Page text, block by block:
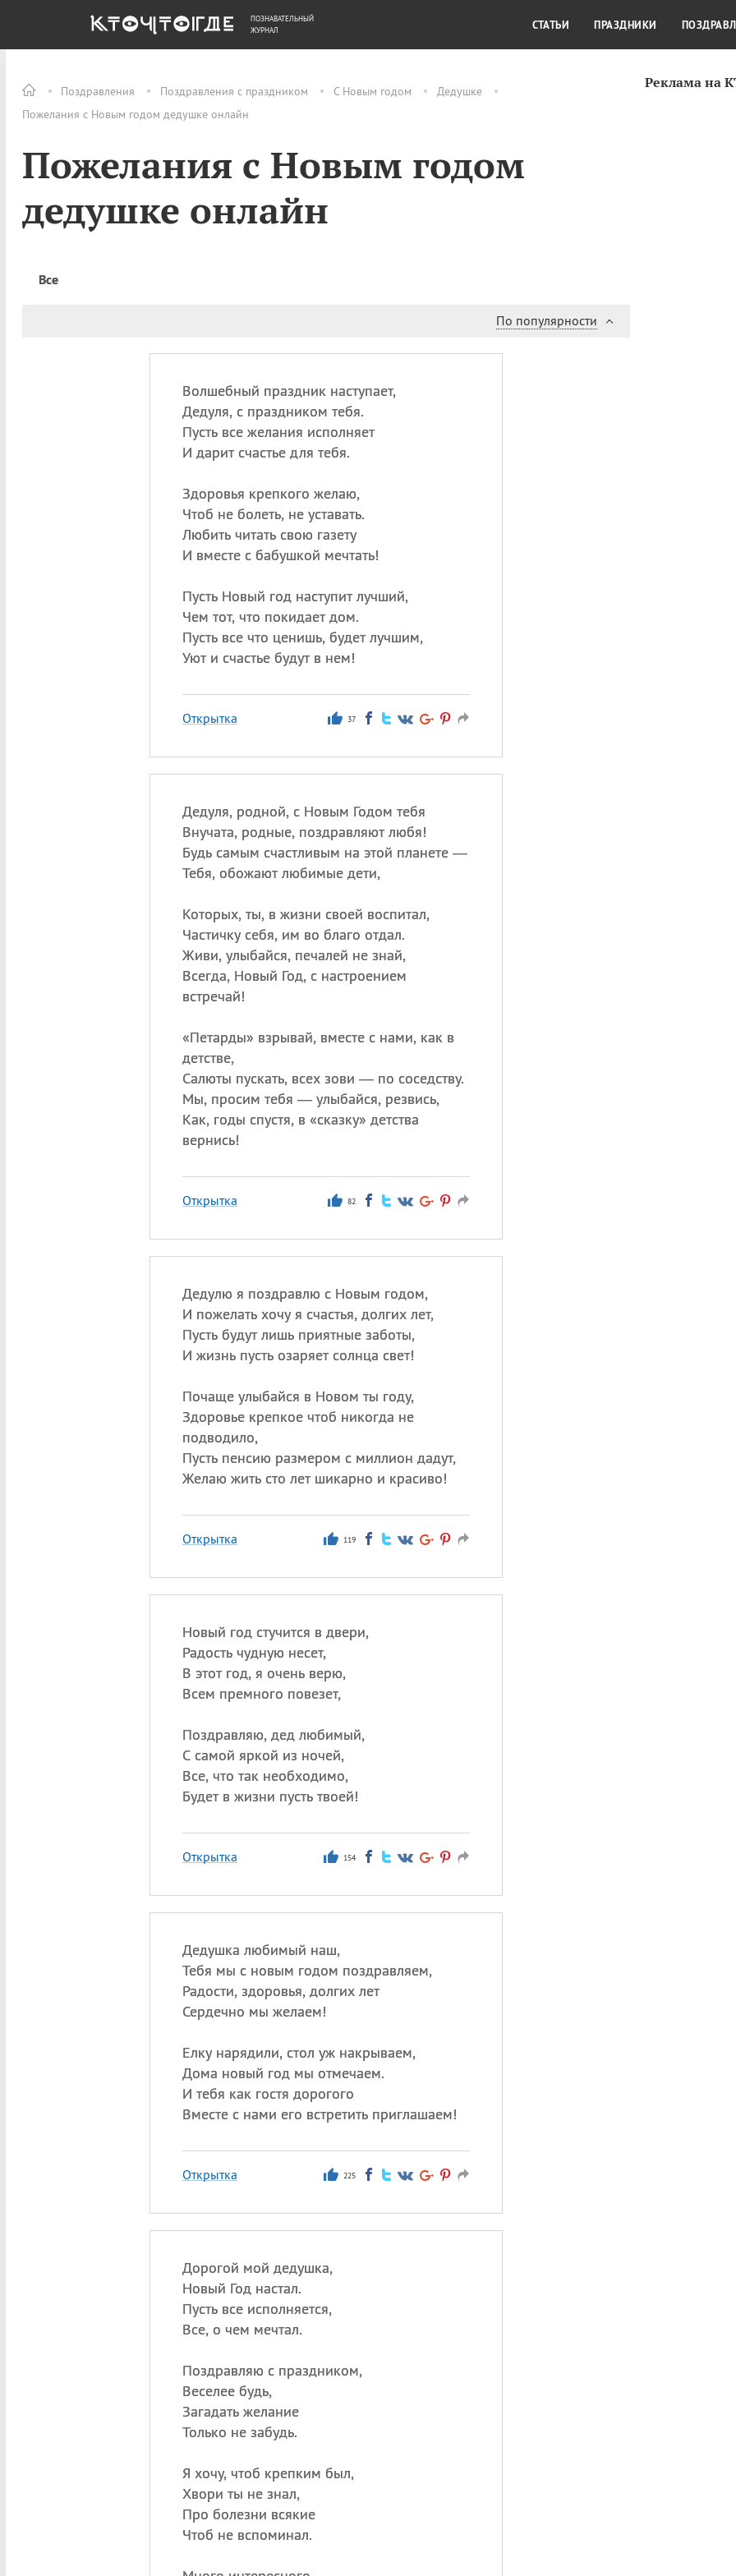
Поздравления Поздравления с праздником С Новым годом
Дедушке
Пожелания с Новым годом дедушке онлайн
Пожелания с Новым годом
дедушке онлайн
Все
По популярности
Волшебный праздник наступает,
Дедуля, с праздником тебя.
Пусть все желания исполняет
И дарит счастье для тебя.
Здоровья крепкого желаю,
Чтоб не болеть, не уставать.
Любить читать свою газету
И вместе с бабушкой мечтать!
Пусть Новый год наступит лучший,
Чем тот, что покидает дом.
Пусть все что ценишь, будет лучшим,
Уют и счастье будут в нем!
Открытка 37
Дедуля, родной, с Новым Годом тебя
Внучата, родные, поздравляют любя!
Будь самым счастливым на этой планете —
Тебя, обожают любимые дети,
Которых, ты, в жизни своей воспитал,
Частичку себя, им во благо отдал.
Живи, улыбайся, печалей не знай,
Всегда, Новый Год, с настроением
встречай!
«Петарды» взрывай, вместе с нами, как в
детстве,
Салюты пускать, всех зови — по соседству.
Мы, просим тебя — улыбайся, резвись,
Как, годы спустя, в «сказку» детства
вернись!
Открытка 82
Дедулю я поздравлю с Новым годом,
И пожелать хочу я счастья, долгих лет,
Пусть будут лишь приятные заботы,
И жизнь пусть озаряет солнца свет!
Почаще улыбайся в Новом ты году,
Здоровье крепкое чтоб никогда не
подводило,
Пусть пенсию размером с миллион дадут,
Желаю жить сто лет шикарно и красиво!
Открытка 119
Новый год стучится в двери,
Радость чудную несет,
В этот год, я очень верю,
Всем премного повезет,
Поздравляю, дед любимый,
С самой яркой из ночей,
Все, что так необходимо,
Будет в жизни пусть твоей!
Открытка 154
Дедушка любимый наш,
Тебя мы с новым годом поздравляем,
Радости, здоровья, долгих лет
Сердечно мы желаем!
Елку нарядили, стол уж накрываем,
Дома новый год мы отмечаем.
И тебя как гостя дорогого
Вместе с нами его встретить приглашаем!
Открытка 225
Дорогой мой дедушка,
Новый Год настал.
Пусть все исполняется,
Все, о чем мечтал.
Поздравляю с праздником,
Веселее будь,
Загадать желание
Только не забудь.
Я хочу, чтоб крепким был,
Хвори ты не знал,
Про болезни всякие
Чтоб не вспоминал.
Реклама на
ОБЩЕСТВО ДЕНЬГИ КУЛЬТУРА
ПОЗНАВАТЕЛЬНЫЙ
ЖУРНАЛ
СТАТЬИ ПРАЗДНИКИ